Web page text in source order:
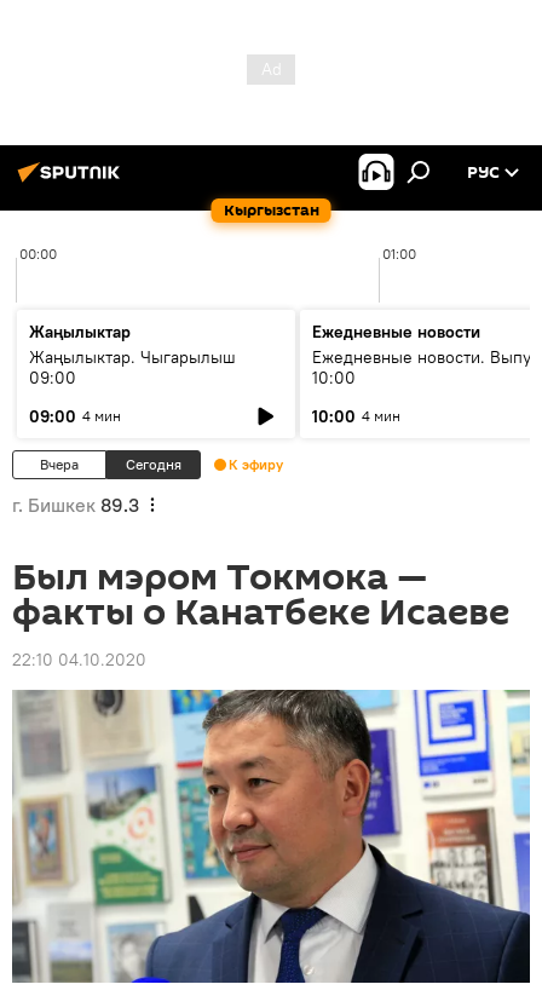
Кыргызстан
РУС
00:00 01:00
Жаңылыктар
Жаңылыктар. Чыгарылыш
09:00
09:00 4 мин
Ежедневные новости
Ежедневные новости.
10:00
10:00 4 мин
Вчера Сегодня К эфиру
г. Бишкек 89.3
Был мэром Токмока —
факты о Канатбеке Исаеве
22:10 04.10.2020